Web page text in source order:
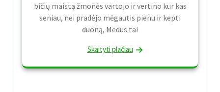
bičių maistą žmonės vartojo ir vertino kur kas
seniau, nei pradėjo mėgautis pienu ir kepti
duoną, Medus tai
Skaityti plačiau